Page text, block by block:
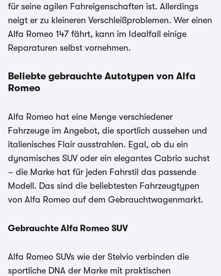
für seine agilen Fahreigenschaften ist. Allerdings
neigt er zu kleineren Verschleißproblemen. Wer einen
Alfa Romeo 147 fährt, kann im Idealfall einige
Reparaturen selbst vornehmen.
Beliebte gebrauchte Autotypen von Alfa
Romeo
Alfa Romeo hat eine Menge verschiedener
Fahrzeuge im Angebot, die sportlich aussehen und
italienisches Flair ausstrahlen. Egal, ob du ein
dynamisches SUV oder ein elegantes Cabrio suchst
– die Marke hat für jeden Fahrstil das passende
Modell. Das sind die beliebtesten Fahrzeugtypen
von Alfa Romeo auf dem Gebrauchtwagenmarkt.
Gebrauchte Alfa Romeo SUV
Alfa Romeo SUVs wie der Stelvio verbinden die
sportliche DNA der Marke mit praktischen